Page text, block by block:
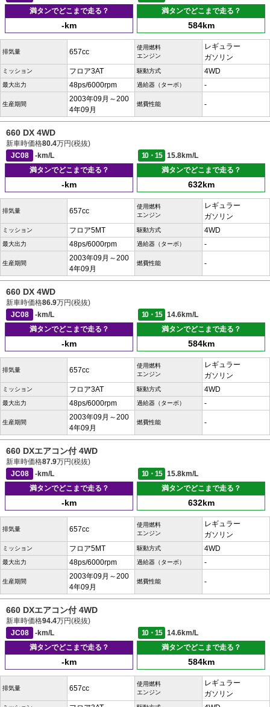
満タンでどこまで走る？
-km
満タンでどこまで走る？
584km
排気量 657cc
使用燃料
エンジン
レギュラー
ガソリン
ミッション フロア3AT 駆動方式 4WD
最大出力 48ps/6000rpm 過給器（ターボ） -
生産期間
2003年09月～200
4年09月
燃費性能 -
660 DX 4WD
新車時価格80.4万円(税抜)
JC08
-km/L 10・15
15.8km/L
満タンでどこまで走る？
-km
満タンでどこまで走る？
632km
排気量 657cc
使用燃料
エンジン
レギュラー
ガソリン
ミッション フロア5MT 駆動方式 4WD
最大出力 48ps/6000rpm 過給器（ターボ） -
生産期間
2003年09月～200
4年09月
燃費性能 -
660 DX 4WD
新車時価格86.9万円(税抜)
JC08
-km/L 10・15
14.6km/L
満タンでどこまで走る？
-km
満タンでどこまで走る？
584km
排気量 657cc
使用燃料
エンジン
レギュラー
ガソリン
ミッション フロア3AT 駆動方式 4WD
最大出力 48ps/6000rpm 過給器（ターボ） -
生産期間
2003年09月～200
4年09月
燃費性能 -
660 DXエアコン付 4WD
新車時価格87.9万円(税抜)
JC08
-km/L 10・15
15.8km/L
満タンでどこまで走る？
-km
満タンでどこまで走る？
632km
排気量 657cc
使用燃料
エンジン
レギュラー
ガソリン
ミッション フロア5MT 駆動方式 4WD
最大出力 48ps/6000rpm 過給器（ターボ） -
生産期間
2003年09月～200
4年09月
燃費性能 -
660 DXエアコン付 4WD
新車時価格94.4万円(税抜)
JC08
-km/L 10・15
14.6km/L
満タンでどこまで走る？
-km
満タンでどこまで走る？
584km
排気量 657cc
使用燃料
エンジン
レギュラー
ガソリン